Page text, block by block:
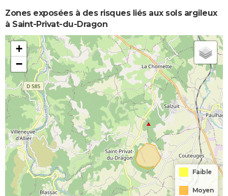
Zones exposées à des risques liés aux sols argileux
à Saint-Privat-du-Dragon
+
−
Faible
Moyen